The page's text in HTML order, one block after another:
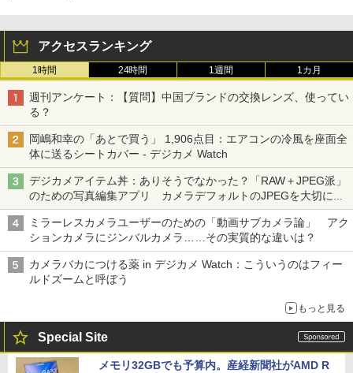
アクセスランキング
1時間 24時間 1週間 1カ月
週刊アンケート：【質問】中国ブランドの交換レンズ、使ってい
る？
岡嶋和幸の「あとで買う」 1,906点目：エアコンの冷風を座面全
体に送るシートカバー - デジカメ Watch
デジカメアイテム丼：ありそうでなかった？「RAW＋JPEG派」
のための写真編集アプリ カメラデフォルトのJPEGを大切にす
る「Filmator」
ミラーレスカメラユーザーのための「動画サブカメラ論」 アク
ションカメラにジンバルカメラ……その実質的な違いは？
カメラバカにつける薬 in デジカメ Watch：こういうのはフィー
ルドズームと呼ぼう
もっと見る
Special Site
メモリ32GBでも予算内。産経新聞社がAMD R